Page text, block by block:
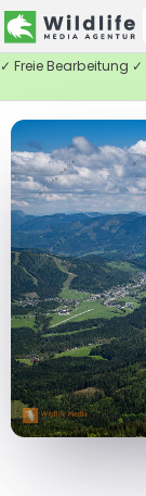
✓ Freie Bearbeitung